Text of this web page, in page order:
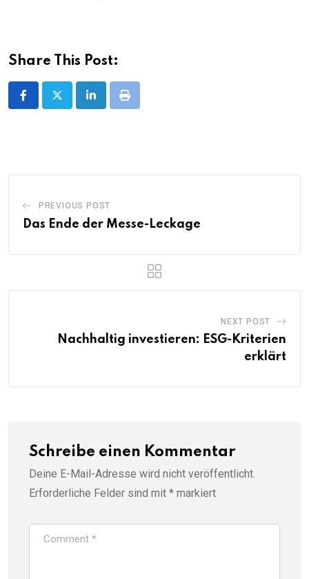
Share This Post:
LinkedInPrint
PREVIOUS POST
Das Ende der Messe-Leckage
NEXT POST
Nachhaltig investieren: ESG-Kriterien
erklärt
Schreibe einen Kommentar
Deine E-Mail-Adresse wird nicht veröffentlicht.
Erforderliche Felder sind mit * markiert